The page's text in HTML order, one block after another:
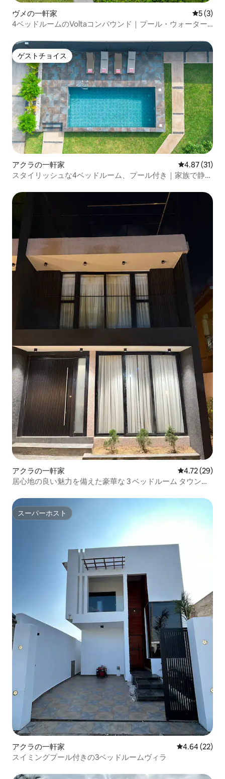
ヴメの一軒家 レビュー
5 (3)
4ベッドルームのVoltaコンパウンド｜プール・ウォーター
ゲストチョイス
ゲストチョイス
アクラの一軒家 レビュー31
4.87 (31)
スタイリッシュな4ベッドルーム、プール付き｜家族で静か
アクラの一軒家 レビュー29
4.72 (29)
居心地の良い魅力を備えた豪華な 3 ベッドルーム タウンホ
スーパーホスト
スーパーホスト
アクラの一軒家 レビュー22
4.64 (22)
スイミングプール付きの3ベッドルームヴィラ